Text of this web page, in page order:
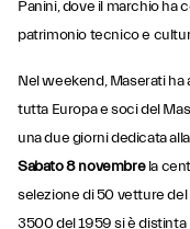
Panini, dove il marchio ha
patrimonio tecnico e
Nel weekend, Maserati
tutta Europa e soci del
una due giorni dedicata
Sabato 8 novembrela
selezione di 50 vetture del
3500 del 1959 si è